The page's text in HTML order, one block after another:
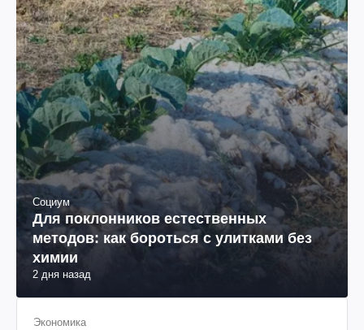
Социум
Для поклонников естественных
методов: как бороться с улитками без
химии
2 дня назад
Экономика